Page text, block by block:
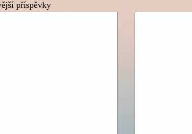
příspěvky